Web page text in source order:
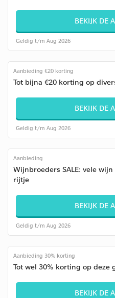
BEKIJK DE
Geldig t/m Aug 2026
Aanbieding €20 korting
Tot bijna €20 korting op
BEKIJK DE
Geldig t/m Aug 2026
Aanbieding
Wijnbroeders SALE: vele
rijtje
BEKIJK DE
Geldig t/m Aug 2026
Aanbieding 30% korting
Tot wel 30% korting op deze
BEKIJK DE